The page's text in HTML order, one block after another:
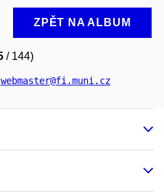
ZPĚT NA ALBUM
/ 144)
webmaster@fi.muni.cz